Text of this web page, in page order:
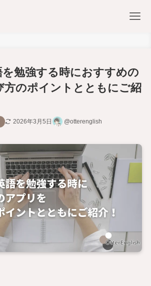
勉強する時におすすめの
方のポイントとともにご紹
2026年3月5日 @otterenglish